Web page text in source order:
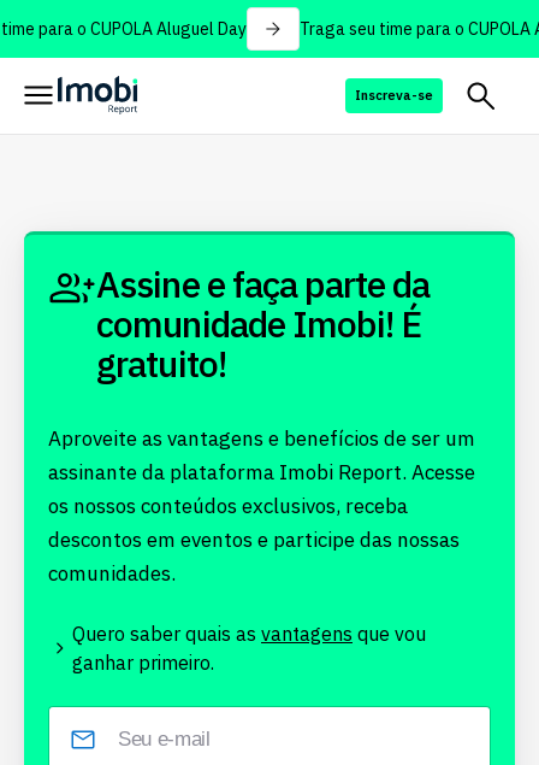
para o CUPOLA Aluguel Day Traga seu time para o CUPOLA
Inscreva-se
Assine e faça parte da
comunidade Imobi! É
gratuito!
Aproveite as vantagens e benefícios de ser um
assinante da plataforma Imobi Report. Acesse
os nossos conteúdos exclusivos, receba
descontos em eventos e participe das nossas
comunidades.
Quero saber quais as vantagens que vou
ganhar primeiro.